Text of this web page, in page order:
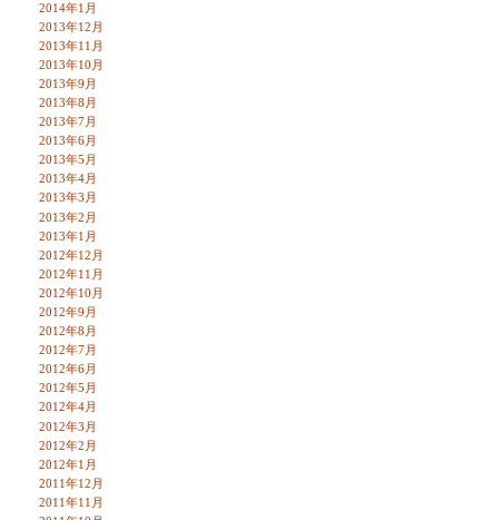
2014年1月
2013年12月
2013年11月
2013年10月
2013年9月
2013年8月
2013年7月
2013年6月
2013年5月
2013年4月
2013年3月
2013年2月
2013年1月
2012年12月
2012年11月
2012年10月
2012年9月
2012年8月
2012年7月
2012年6月
2012年5月
2012年4月
2012年3月
2012年2月
2012年1月
2011年12月
2011年11月